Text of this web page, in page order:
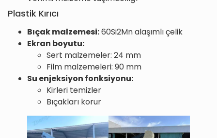
Plastik Kırıcı
Bıçak malzemesi:60Si2Mn alaşımlı çelik
Ekran boyutu:
Sert malzemeler: 24 mm
Film malzemeleri: 90 mm
Su enjeksiyon fonksiyonu:
Kirleri temizler
Bıçakları korur